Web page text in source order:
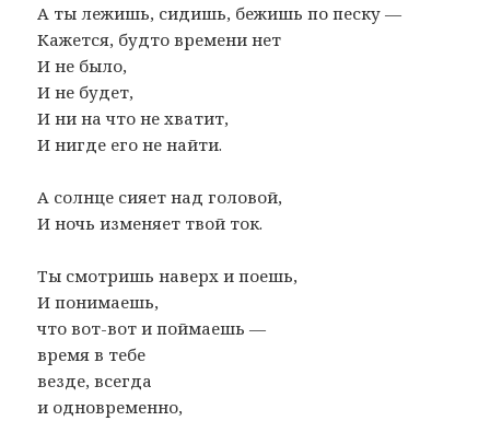
А ты лежишь, сидишь, бежишь по песку —
Кажется, будто времени нет
И не было,
И не будет,
И ни на что не хватит,
И нигде его не найти.
А солнце сияет над головой,
И ночь изменяет твой ток.
Ты смотришь наверх и поешь,
И понимаешь,
что вот-вот и поймаешь —
время в тебе
везде, всегда
и одновременно,